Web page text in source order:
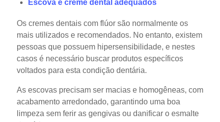
Escova e creme dental adequados
Os cremes dentais com flúor são normalmente os
mais utilizados e recomendados. No entanto, existem
pessoas que possuem hipersensibilidade, e nestes
casos é necessário buscar produtos específicos
voltados para esta condição dentária.
As escovas precisam ser macias e homogêneas, com
acabamento arredondado, garantindo uma boa
limpeza sem ferir as gengivas ou danificar o esmalte